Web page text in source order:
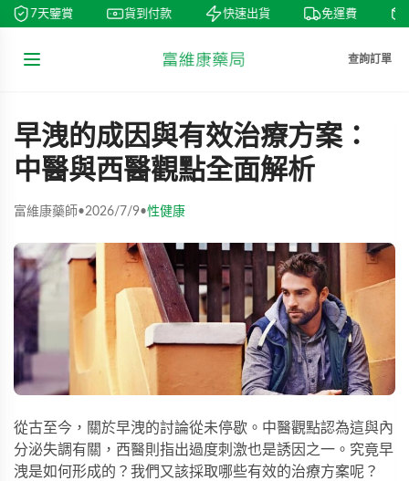
7天鑒賞 貨到付款 快速出貨 免運費
查詢訂單
早洩的成因與有效治療方案：
中醫與西醫觀點全面解析
富維康藥師•2026/7/9•性健康
從古至今，關於早洩的討論從未停歇。中醫觀點認為這與內
分泌失調有關，西醫則指出過度刺激也是誘因之一。究竟早
洩是如何形成的？我們又該採取哪些有效的治療方案呢？